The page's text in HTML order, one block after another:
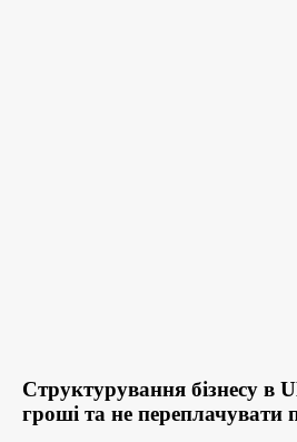
Структурування бізнесу в
гроші та не переплачувати